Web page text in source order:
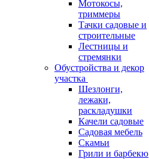
Мотокосы,
триммеры
Тачки садовые и
строительные
Лестницы и
стремянки
Обустройства и декор
участка
Шезлонги,
лежаки,
раскладушки
Качели садовые
Садовая мебель
Скамьи
Грили и барбекю